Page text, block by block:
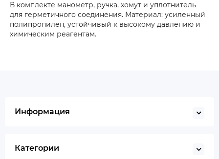
В комплекте манометр, ручка, хомут и уплотнитель
для герметичного соединения. Материал: усиленный
полипропилен, устойчивый к высокому давлению и
химическим реагентам.
Информация
Категории